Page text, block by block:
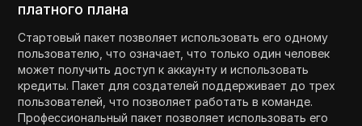
платного плана
Стартовый пакет позволяет использовать его одному
пользователю, что означает, что только один человек
может получить доступ к аккаунту и использовать
кредиты. Пакет для создателей поддерживает до трех
пользователей, что позволяет работать в команде.
Профессиональный пакет позволяет использовать его